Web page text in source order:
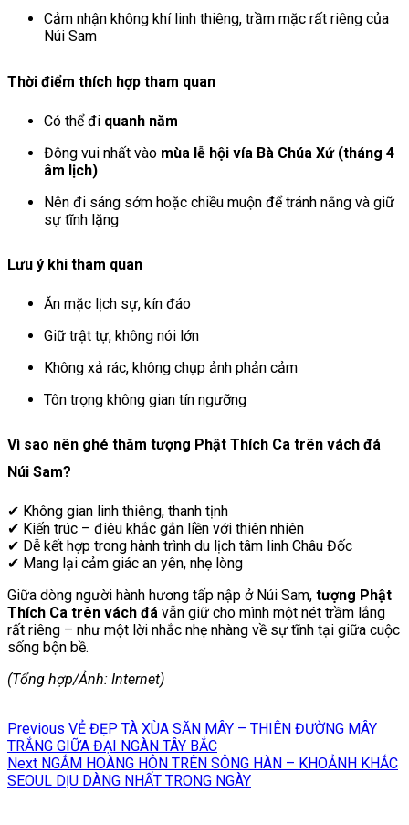
Cảm nhận không khí linh thiêng, trầm mặc rất riêng của
Núi Sam
Thời điểm thích hợp tham quan
Có thể đi quanh năm
Đông vui nhất vào mùa lễ hội vía Bà Chúa Xứ (tháng 4
âm lịch)
Nên đi sáng sớm hoặc chiều muộn để tránh nắng và giữ
sự tĩnh lặng
Lưu ý khi tham quan
Ăn mặc lịch sự, kín đáo
Giữ trật tự, không nói lớn
Không xả rác, không chụp ảnh phản cảm
Tôn trọng không gian tín ngưỡng
Vì sao nên ghé thăm tượng Phật Thích Ca trên vách đá
Núi Sam?
✔ Không gian linh thiêng, thanh tịnh
✔ Kiến trúc – điêu khắc gắn liền với thiên nhiên
✔ Dễ kết hợp trong hành trình du lịch tâm linh Châu Đốc
✔ Mang lại cảm giác an yên, nhẹ lòng
Giữa dòng người hành hương tấp nập ở Núi Sam, tượng Phật
Thích Ca trên vách đá vẫn giữ cho mình một nét trầm lắng
rất riêng – như một lời nhắc nhẹ nhàng về sự tĩnh tại giữa cuộc
sống bộn bề.
(Tổng hợp/Ảnh: Internet)
hướng
bài
Previous Previous
post:
VẺ ĐẸP TÀ XÙA SĂN MÂY – THIÊN ĐƯỜNG MÂY
TRẮNG GIỮA ĐẠI NGÀN TÂY BẮC
Next Next
post:
NGẮM HOÀNG HÔN TRÊN SÔNG HÀN – KHOẢNH KHẮC
SEOUL DỊU DÀNG NHẤT TRONG NGÀY